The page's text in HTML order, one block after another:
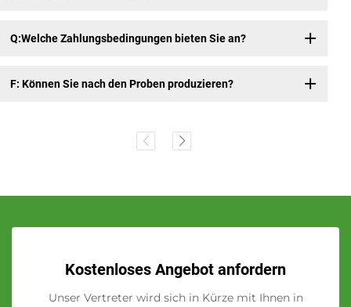
Q:Welche Zahlungsbedingungen bieten Sie an?
F: Können Sie nach den Proben produzieren?
Kostenloses Angebot anfordern
Unser Vertreter wird sich in Kürze mit Ihnen in